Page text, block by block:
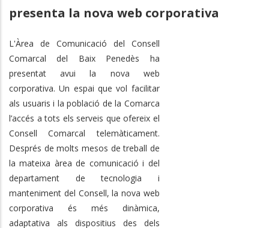
presenta la nova web corporativa
L'Àrea de Comunicació del Consell
Comarcal del Baix Penedès ha
presentat avui la nova web
corporativa. Un espai que vol facilitar
als usuaris i la població de la Comarca
l’accés a tots els serveis que ofereix el
Consell Comarcal telemàticament.
Després de molts mesos de treball de
la mateixa àrea de comunicació i del
departament de tecnologia i
manteniment del Consell, la nova web
corporativa és més dinàmica,
adaptativa als dispositius des dels